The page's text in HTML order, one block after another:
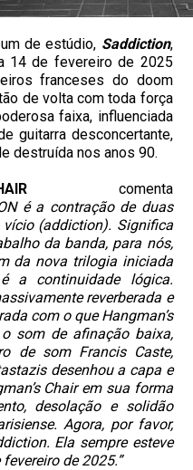
de estúdio, Saddiction,
14 de fevereiro de 2025
franceses do doom
de volta com toda força
faixa, influenciada
guitarra desconcertante,
destruída nos anos 90.
comenta
é a contração de duas
(addiction). Significa
da banda, para nós,
da nova trilogia iniciada
a continuidade lógica.
reverberada e
com o que Hangman’s
som de afinação baixa,
de som Francis Caste,
desenhou a capa e
Chair em sua forma
desolação e solidão
Agora, por favor,
Ela sempre esteve
de 2025.”